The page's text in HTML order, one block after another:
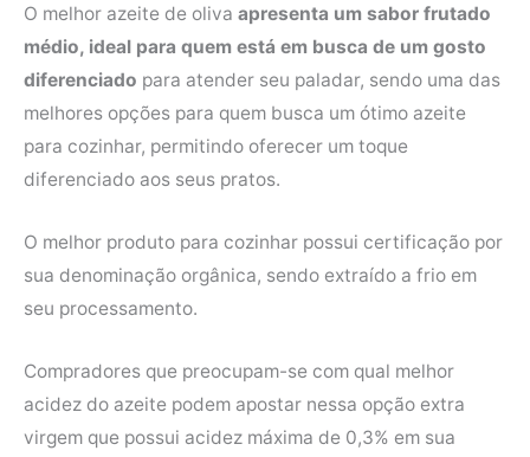
O melhor azeite de oliva apresenta um sabor frutado
médio, ideal para quem está em busca de um gosto
diferenciado para atender seu paladar, sendo uma das
melhores opções para quem busca um ótimo azeite
para cozinhar, permitindo oferecer um toque
diferenciado aos seus pratos.
O melhor produto para cozinhar possui certificação por
sua denominação orgânica, sendo extraído a frio em
seu processamento.
Compradores que preocupam-se com qual melhor
acidez do azeite podem apostar nessa opção extra
virgem que possui acidez máxima de 0,3% em sua